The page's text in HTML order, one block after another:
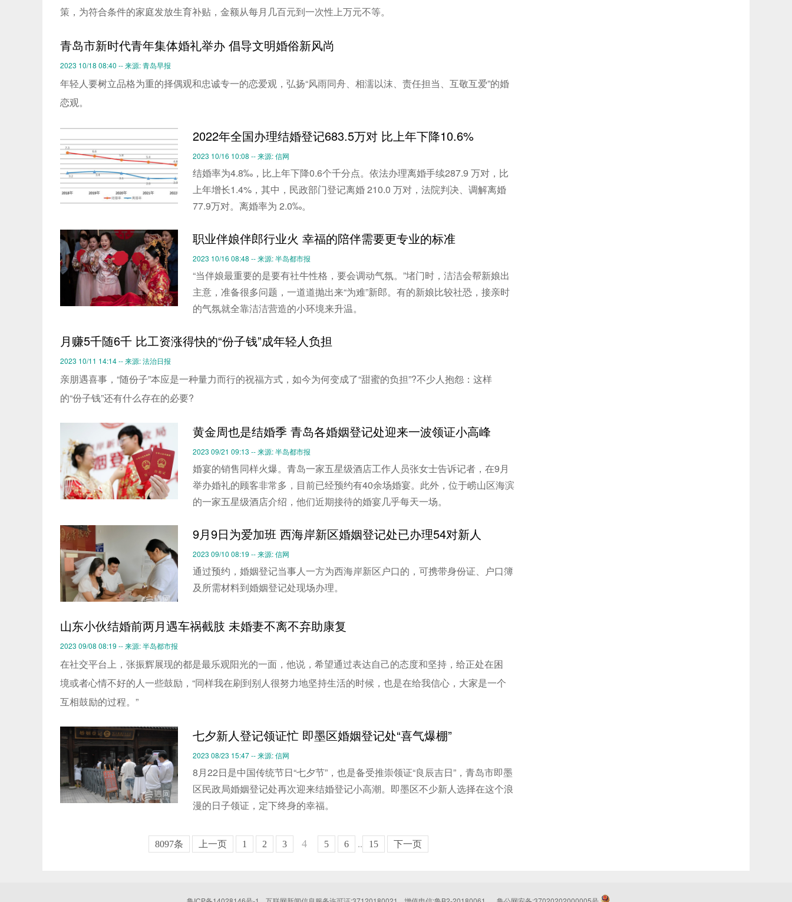
策，为符合条件的家庭发放生育补贴，金额从每月几百元到一次性上万元不等。
青岛市新时代青年集体婚礼举办 倡导文明婚俗新风尚
2023 10/18 08:40 -- 来源: 青岛早报
年轻人要树立品格为重的择偶观和忠诚专一的恋爱观，弘扬“风雨同舟、相濡以沫、责任担当、互敬互爱”的婚
恋观。
2022年全国办理结婚登记683.5万对 比上年下降10.6%
2023 10/16 10:08 -- 来源: 信网
结婚率为4.8‰，比上年下降0.6个千分点。依法办理离婚手续287.9 万对，比
上年增长1.4%，其中，民政部门登记离婚 210.0 万对，法院判决、调解离婚
77.9万对。离婚率为 2.0‰。
职业伴娘伴郎行业火 幸福的陪伴需要更专业的标准
2023 10/16 08:48 -- 来源: 半岛都市报
“当伴娘最重要的是要有社牛性格，要会调动气氛。”堵门时，洁洁会帮新娘出
主意，准备很多问题，一道道抛出来“为难”新郎。有的新娘比较社恐，接亲时
的气氛就全靠洁洁营造的小环境来升温。
月赚5千随6千 比工资涨得快的“份子钱”成年轻人负担
2023 10/11 14:14 -- 来源: 法治日报
亲朋遇喜事，“随份子”本应是一种量力而行的祝福方式，如今为何变成了“甜蜜的负担”?不少人抱怨：这样
的“份子钱”还有什么存在的必要?
黄金周也是结婚季 青岛各婚姻登记处迎来一波领证小高峰
2023 09/21 09:13 -- 来源: 半岛都市报
婚宴的销售同样火爆。青岛一家五星级酒店工作人员张女士告诉记者，在9月
举办婚礼的顾客非常多，目前已经预约有40余场婚宴。此外，位于崂山区海滨
的一家五星级酒店介绍，他们近期接待的婚宴几乎每天一场。
9月9日为爱加班 西海岸新区婚姻登记处已办理54对新人
2023 09/10 08:19 -- 来源: 信网
通过预约，婚姻登记当事人一方为西海岸新区户口的，可携带身份证、户口簿
及所需材料到婚姻登记处现场办理。
山东小伙结婚前两月遇车祸截肢 未婚妻不离不弃助康复
2023 09/08 08:19 -- 来源: 半岛都市报
在社交平台上，张振辉展现的都是最乐观阳光的一面，他说，希望通过表达自己的态度和坚持，给正处在困
境或者心情不好的人一些鼓励，“同样我在刷到别人很努力地坚持生活的时候，也是在给我信心，大家是一个
互相鼓励的过程。”
七夕新人登记领证忙 即墨区婚姻登记处“喜气爆棚”
2023 08/23 15:47 -- 来源: 信网
8月22日是中国传统节日“七夕节”，也是备受推崇领证“良辰吉日”，青岛市即墨
区民政局婚姻登记处再次迎来结婚登记小高潮。即墨区不少新人选择在这个浪
漫的日子领证，定下终身的幸福。
8097条 上一页 1 2 3 4 5 6 .. 15 下一页